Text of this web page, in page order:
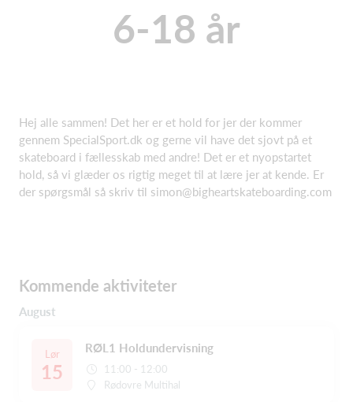
6-18 år
Hej alle sammen! Det her er et hold for jer der kommer
gennem SpecialSport.dk og gerne vil have det sjovt på et
skateboard i fællesskab med andre! Det er et nyopstartet
hold, så vi glæder os rigtig meget til at lære jer at kende. Er
der spørgsmål så skriv til simon@bigheartskateboarding.com
Kommende aktiviteter
August
Lør
15
RØL1 Holdundervisning
11:00 - 12:00
Rødovre Multihal